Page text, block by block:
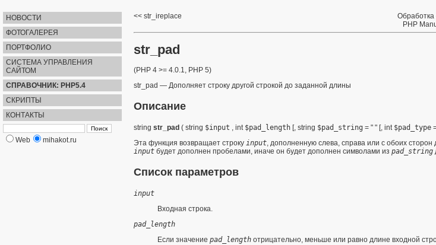
НОВОСТИ
ФОТОГАЛЕРЕЯ
ПОРТФОЛИО
СИСТЕМА УПРАВЛЕНИЯ
САЙТОМ
СПРАВОЧНИК: PHP5.4
СКРИПТЫ
КОНТАКТЫ
Web mihakot.ru
str_ireplace
Обработка
PHP
str_pad
(PHP 4 >= 4.0.1, PHP 5)
str_pad — Дополняет строку другой строкой до заданной длины
Описание
string str_pad ( string $input , int $pad_length [, string $pad_string = " " [, int $pad_type
Эта функция возвращает строку input, дополненную слева, справа или с обоих
input будет дополнен пробелами, иначе он будет дополнен символами из pad_string
Список параметров
input
Входная строка.
pad_length
Если значение pad_length отрицательно, меньше или равно длине входной